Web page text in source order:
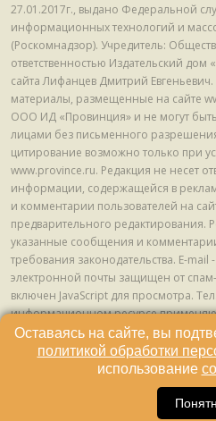
27.01.2017г., выдано Федеральной
информационных технологий и
(Роскомнадзор). Учредитель:
ответственностью Издательский
сайта Лифанцев Дмитрий
материалы, размещенные на сайте
ООО ИД «Провинция» и не могут
лицами без письменного
цитирование возможно только при
www.province.ru. Редакция не несет
информации, содержащейся в
и комментарии пользователей на
предварительного редактирования.
указанные сообщения и
требования законодательства. E-
электронной почты защищен от
включен JavaScript для просмотра.
информационном ресурсе
технологии (информационные
информации на основе сбора,
относящихся к предпочтениям
находящихся на территории
Оставаясь на сайте, вы
политикой обработки
использование